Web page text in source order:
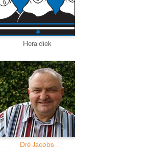
Heraldiek
Dré Jacobs